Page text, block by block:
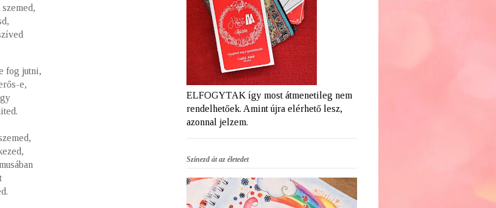
fog jutni,
e,
ELFOGYTAK így most átmenetileg nem
rendelhetőek. Amint újra elérhető lesz,
azonnal jelzem.
Színezd át az életedet